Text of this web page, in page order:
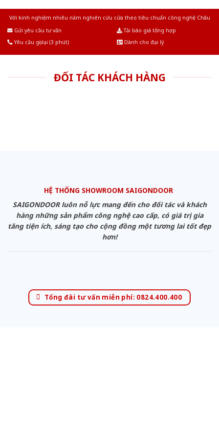
Với kinh nghiệm nhiêu năm nghiên cứu cửa theo tiêu chuẩn công nghệ Châu
Gửi yêu cầu tư vấn
Tải báo giá tổng hợp
Yêu cầu gọi lại (3 phút)
Dành cho đại lý
ĐỐI TÁC KHÁCH HÀNG
HỆ THỐNG SHOWROOM SAIGONDOOR
SAIGONDOOR luôn nỗ lực mang đến cho đối tác và khách
hàng những sản phẩm công nghệ cao cấp, có giá trị gia
tăng tiện ích, sáng tạo cho cộng đồng một tương lai tốt đẹp
hơn!
Tổng đài tư vấn miễn phí: 0824.400.400